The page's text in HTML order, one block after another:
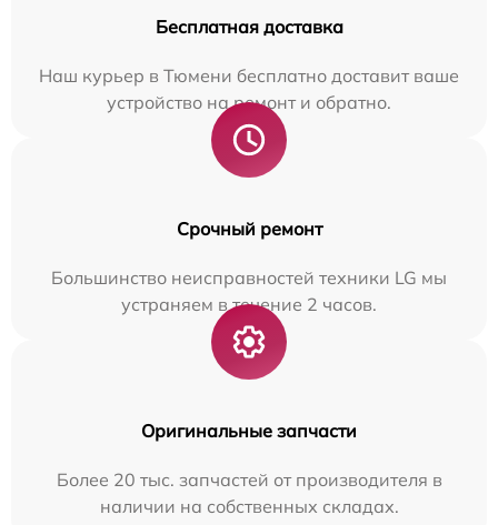
Бесплатная доставка
Наш курьер в Тюмени бесплатно доставит ваше
устройство на ремонт и обратно.
Срочный ремонт
Большинство неисправностей техники LG мы
устраняем в течение 2 часов.
Оригинальные запчасти
Более 20 тыс. запчастей от производителя в
наличии на собственных складах.